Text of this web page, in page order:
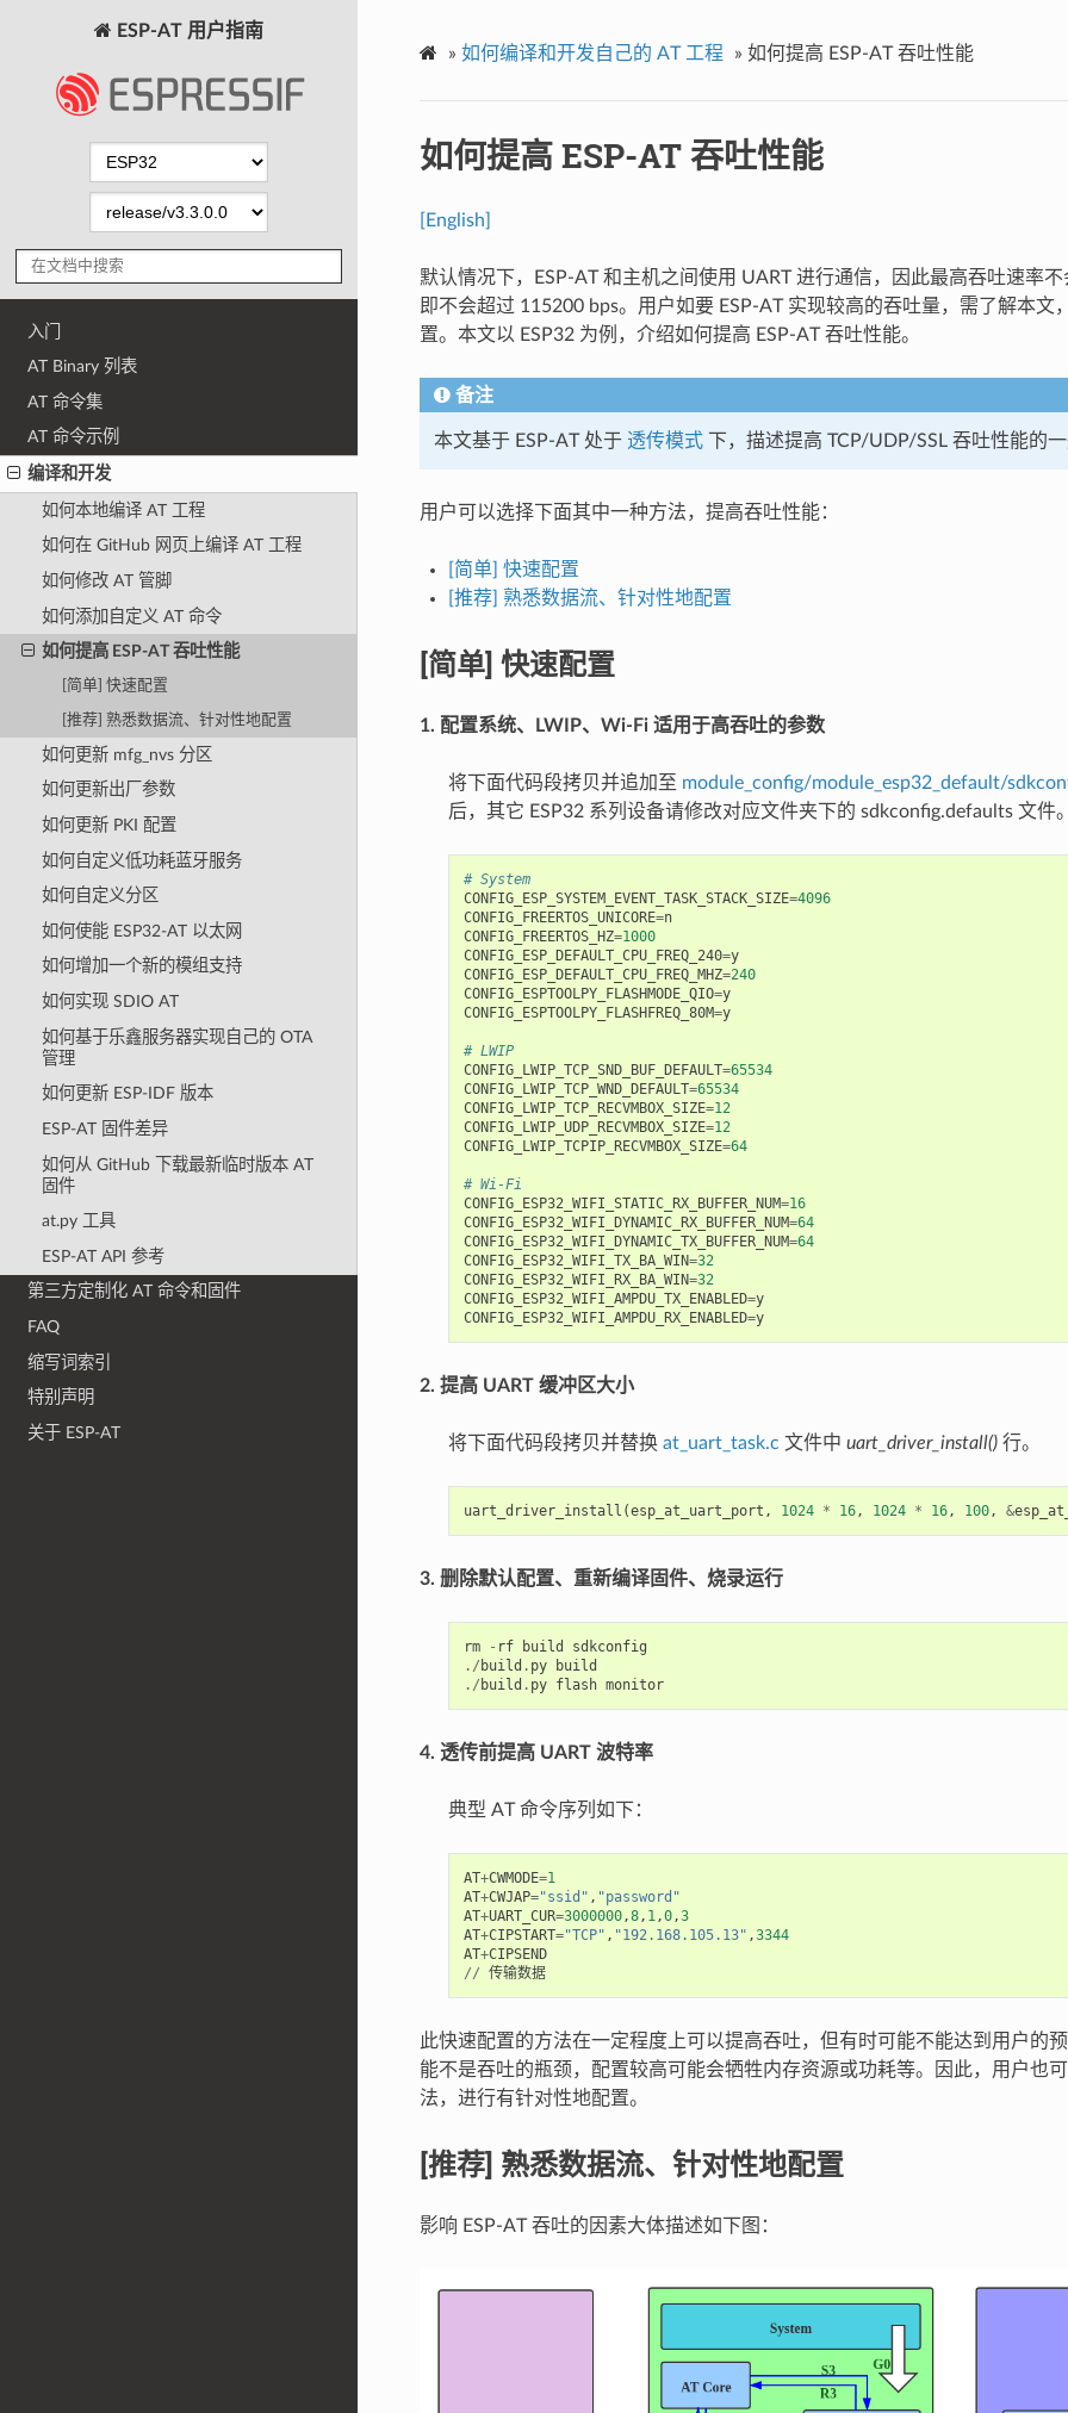
ESP-AT 用户指南
入门
AT Binary 列表
AT 命令集
AT 命令示例
编译和开发
如何本地编译 AT 工程
如何在 GitHub 网页上编译 AT 工程
如何修改 AT 管脚
如何添加自定义 AT 命令
如何提高 ESP-AT 吞吐性能
[简单] 快速配置
[推荐] 熟悉数据流、针对性地配置
如何更新 mfg_nvs 分区
如何更新出厂参数
如何更新 PKI 配置
如何自定义低功耗蓝牙服务
如何自定义分区
如何使能 ESP32-AT 以太网
如何增加一个新的模组支持
如何实现 SDIO AT
如何基于乐鑫服务器实现自己的 OTA
管理
如何更新 ESP-IDF 版本
ESP-AT 固件差异
如何从 GitHub 下载最新临时版本 AT
固件
at.py 工具
ESP-AT API 参考
第三方定制化 AT 命令和固件
FAQ
缩写词索引
特别声明
关于 ESP-AT
» 如何编译和开发自己的 AT 工程 » 如何提高 ESP-AT 吞吐性能
如何提高 ESP-AT 吞吐性能
[English]
默认情况下，ESP-AT 和主机之间使用 UART 进行通信，因此最高吞吐速率不
即不会超过 115200 bps。用户如要 ESP-AT 实现较高的吞吐量，需了解本文
置。本文以 ESP32 为例，介绍如何提高 ESP-AT 吞吐性能。
备注
本文基于 ESP-AT 处于 透传模式下，描述提高 TCP/UDP/SSL 吞吐性能的一
用户可以选择下面其中一种方法，提高吞吐性能：
[简单] 快速配置
[推荐] 熟悉数据流、针对性地配置
[简单] 快速配置
1. 配置系统、LWIP、Wi-Fi 适用于高吞吐的参数
将下面代码段拷贝并追加至 module_config/module_esp32_default/
后，其它 ESP32 系列设备请修改对应文件夹下的 sdkconfig.defaults 文件。
# System
CONFIG_ESP_SYSTEM_EVENT_TASK_STACK_SIZE=4096
CONFIG_FREERTOS_UNICORE=n
CONFIG_FREERTOS_HZ=1000
CONFIG_ESP_DEFAULT_CPU_FREQ_240=y
CONFIG_ESP_DEFAULT_CPU_FREQ_MHZ=240
CONFIG_ESPTOOLPY_FLASHMODE_QIO=y
CONFIG_ESPTOOLPY_FLASHFREQ_80M=y
# LWIP
CONFIG_LWIP_TCP_SND_BUF_DEFAULT=65534
CONFIG_LWIP_TCP_WND_DEFAULT=65534
CONFIG_LWIP_TCP_RECVMBOX_SIZE=12
CONFIG_LWIP_UDP_RECVMBOX_SIZE=12
CONFIG_LWIP_TCPIP_RECVMBOX_SIZE=64
# Wi-Fi
CONFIG_ESP32_WIFI_STATIC_RX_BUFFER_NUM=16
CONFIG_ESP32_WIFI_DYNAMIC_RX_BUFFER_NUM=64
CONFIG_ESP32_WIFI_DYNAMIC_TX_BUFFER_NUM=64
CONFIG_ESP32_WIFI_TX_BA_WIN=32
CONFIG_ESP32_WIFI_RX_BA_WIN=32
CONFIG_ESP32_WIFI_AMPDU_TX_ENABLED=y
CONFIG_ESP32_WIFI_AMPDU_RX_ENABLED=y
2. 提高 UART 缓冲区大小
将下面代码段拷贝并替换 at_uart_task.c 文件中 uart_driver_install()行。
uart_driver_install (esp_at_uart_port , 1024 * 16, 1024 * 16, 100, &
3. 删除默认配置、重新编译固件、烧录运行
rm - rf build
sdkconfig
./ build . py
build
./ build . py flash monitor
4. 透传前提高 UART 波特率
典型 AT 命令序列如下：
AT+CWMODE=1
AT+CWJAP="ssid" , "password"
AT+UART_CUR=3000000,8, 1,0,3
AT+CIPSTART="TCP" , "192.168.105.13" ,3344
AT+CIPSEND
// 传输数据
此快速配置的方法在一定程度上可以提高吞吐，但有时可能不能达到用户的
能不是吞吐的瓶颈，配置较高可能会牺牲内存资源或功耗等。因此，用户也
法，进行有针对性地配置。
[推荐] 熟悉数据流、针对性地配置
影响 ESP-AT 吞吐的因素大体描述如下图：